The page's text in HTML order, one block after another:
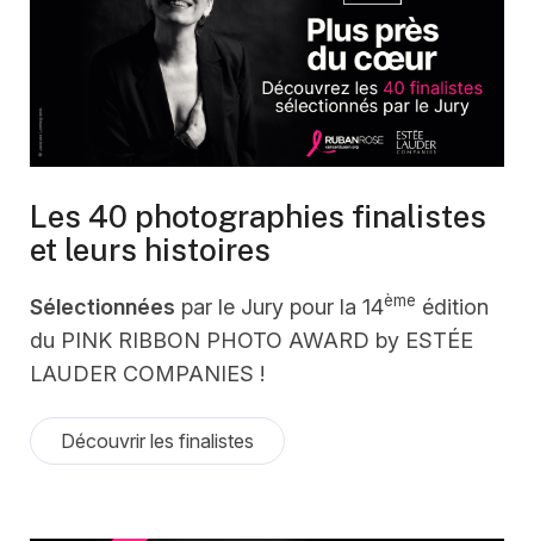
Les 40 photographies finalistes
et leurs histoires
Sélectionnées par le Jury pour la 14ème édition
du PINK RIBBON PHOTO AWARD by ESTÉE
LAUDER COMPANIES !
Découvrir les finalistes